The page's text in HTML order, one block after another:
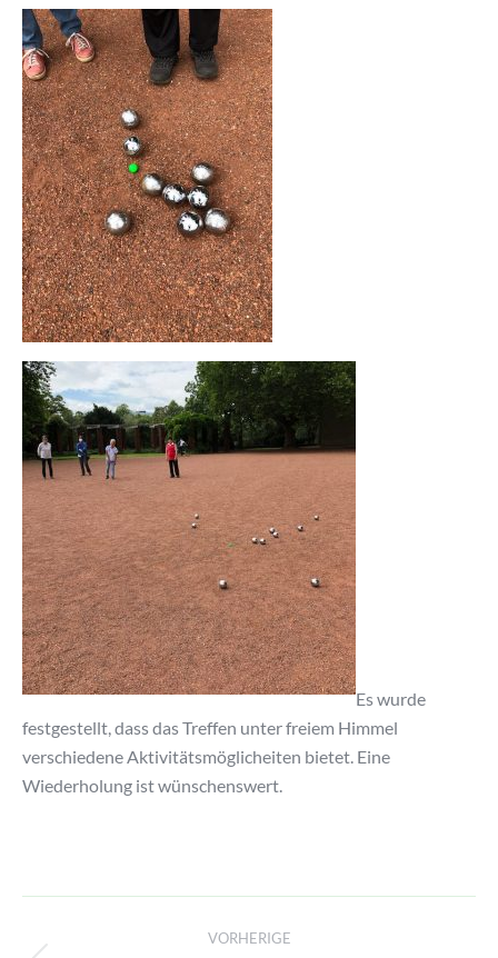
Es wurde
festgestellt, dass das Treffen unter freiem Himmel
verschiedene Aktivitätsmöglicheiten bietet. Eine
Wiederholung ist wünschenswert.
VORHERIGE